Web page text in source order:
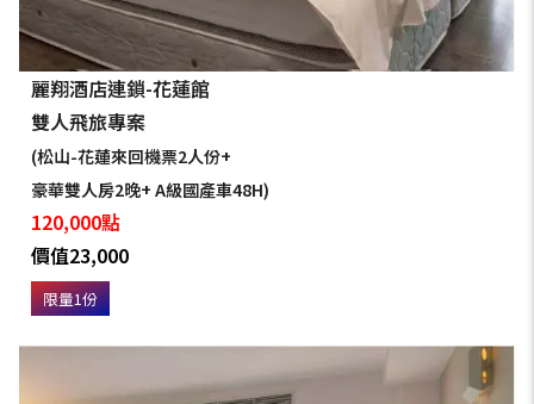
麗翔酒店連鎖-花蓮館
雙人飛旅專案
(松山-花蓮來回機票2人份+
豪華雙人房2晚+ A級國產車48H)
120,000點
價值23,000
限量1份